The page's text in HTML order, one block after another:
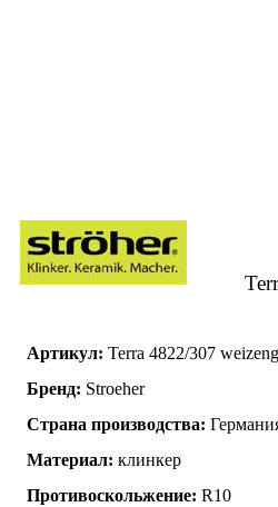
Артикул: Terra 4822/307
Бренд: Stroeher
Страна производства:
Материал: клинкер
Противоскольжение: R10